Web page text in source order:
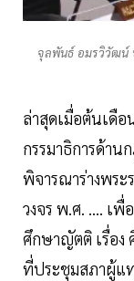
จุลพันธ์ อมรวิวัฒน์
ล่าสุดเมื่อต้นเดื
กรรมาธิการด้าน
พิจารณาร่างพร
วงจร พ.ศ. .... เ
ศึกษาญัตติ เรื่อง
ที่ประชุมสภาผู้แ